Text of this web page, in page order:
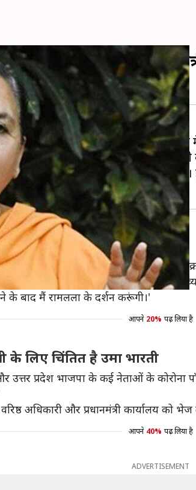
रहेंगी उमा भारती,
श्रीराम मंदिर के भूमि पूजन को लेकर पूरे देश
है, लेकिन भाजपा की वरिष्ठ नेता उमा
से दूर रहने का निर्णय किया है।
उमा भारती
को सूचना दी है कि शिलान्यास के
अयोध्या पहुंचने तक मेरी किसी संक्रमित
के बाद मैं रामलला के दर्शन करूंगी।'
आपने 20% पढ़ लिया है
के लिए चिंतित है उमा भारती
प्रदेश भाजपा के कई नेताओं के कोरोना
अधिकारी और प्रधानमंत्री कार्यालय को
आपने 40% पढ़ लिया है
ADVERTISEMENT